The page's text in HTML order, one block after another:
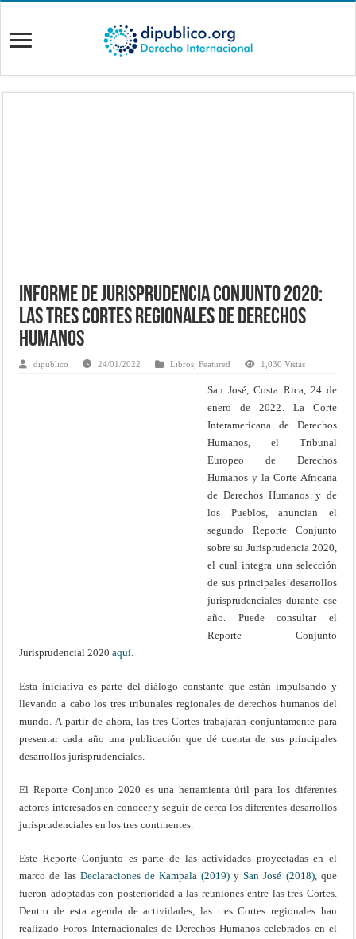
INFORME DE JURISPRUDENCIA CONJUNTO 2020:
LAS TRES CORTES REGIONALES DE DERECHOS
HUMANOS
dipublico 24/01/2022 Libros,Featured 1,030 Vistas
San José, Costa Rica, 24 de
enero de 2022 . La Corte
Interamericana de Derechos
Humanos, el Tribunal
Europeo de Derechos
Humanos y la Corte Africana
de Derechos Humanos y de
los Pueblos, anuncian el
segundo Reporte Conjunto
sobre su Jurisprudencia 2020,
el cual integra una selección
de sus principales desarrollos
jurisprudenciales durante ese
año. Puede consultar el
Reporte Conjunto
Jurisprudencial 2020 aquí.
Esta iniciativa es parte del diálogo constante que están impulsando y
llevando a cabo los tres tribunales regionales de derechos humanos del
mundo. A partir de ahora, las tres Cortes trabajarán conjuntamente para
presentar cada año una publicación que dé cuenta de sus principales
desarrollos jurisprudenciales.
El Reporte Conjunto 2020 es una herramienta útil para los diferentes
actores interesados en conocer y seguir de cerca los diferentes desarrollos
jurisprudenciales en los tres continentes.
Este Reporte Conjunto es parte de las actividades proyectadas en el
marco de las Declaraciones de Kampala (2019) y San José (2018),que
fueron adoptadas con posterioridad a las reuniones entre las tres Cortes.
Dentro de esta agenda de actividades, las tres Cortes regionales han
realizado Foros Internacionales de Derechos Humanos celebrados en el